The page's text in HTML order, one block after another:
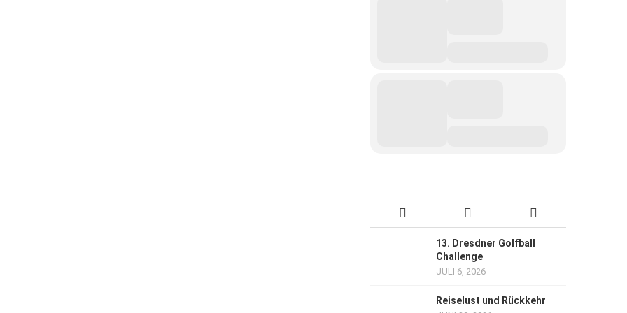
13. Dresdner Golfball
Challenge
JULI 6, 2026
Reiselust und Rückkehr